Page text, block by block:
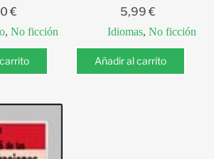
€
, No ficción
5,99 €
Idiomas, No ficción
Añadir al carrito